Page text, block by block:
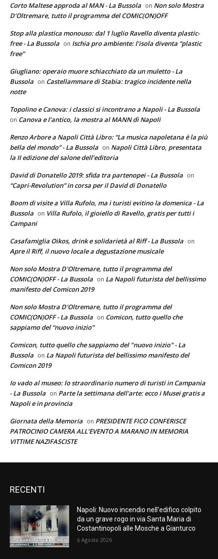
Corto Maltese approda al MAN - La Bussola on Non solo Mostra
D’Oltremare, tutto il programma del COMIC(ON)OFF
Stop alla plastica monouso: dal 1 luglio Ravello diventa plastic-
free - La Bussola on Ischia pro ambiente: l’isola diventa “plastic
free”
Giugliano: operaio muore schiacchiato da un muletto - La
Bussola on Castellammare di Stabia: tragico incidente nella
notte
Topolino e Canova: i classici si incontrano a Napoli - La Bussola
on Canova e l’antico, la mostra al MANN di Napoli
Renzo Arbore a Napoli Città Libro: “La musica napoletana è la più
bella del mondo” - La Bussola on Napoli Città Libro, presentata
la II edizione del salone dell’editoria
David di Donatello 2019: sfida tra partenopei - La Bussola on
“Capri-Revolution” in corsa per il David di Donatello
Boom di visite a Villa Rufolo, ma i turisti evitino la domenica - La
Bussola on Villa Rufolo, il gioiello di Ravello, gratis per tutti i
Campani
Casafamiglia Oikos, drink e solidarietà al Riff - La Bussola on
Apre il Riff, il nuovo locale a degustazione musicale
Non solo Mostra D'Oltremare, tutto il programma del
COMIC(ON)OFF - La Bussola on La Napoli futurista del bellissimo
manifesto del Comicon 2019
Non solo Mostra D'Oltremare, tutto il programma del
COMIC(ON)OFF - La Bussola on Comicon, tutto quello che
sappiamo del “nuovo inizio”
Comicon, tutto quello che sappiamo del "nuovo inizio" - La
Bussola on La Napoli futurista del bellissimo manifesto del
Comicon 2019
Io vado al museo: lo straordinario numero di turisti in Campania
- La Bussola on Parte la settimana dell’arte: ecco i Musei gratis a
Napoli e in provincia
Giornata della Memoria on PRESIDENTE FICO CONFERISCE
PATROCINIO CAMERA ALL’EVENTO A MARANO IN MEMORIA
VITTIME NAZIFASCISTE
RECENTI
Napoli: Nuovo incendio nell’edifico colpito
da un grave rogo in via Santa Maria di
Costantinopoli alle Mosche a Gianturco
6 Agosto 2026